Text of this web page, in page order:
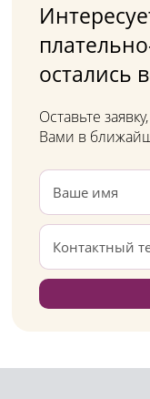
остались
Оставьте
Вами в